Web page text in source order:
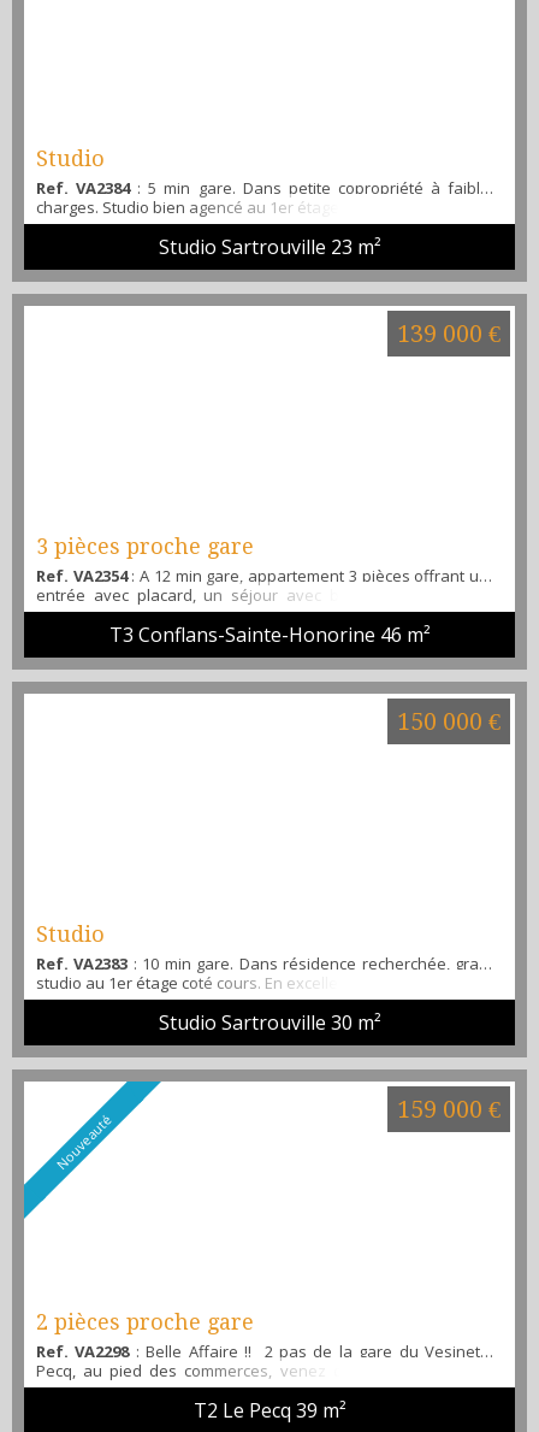
Studio
Ref. VA2384: 5 min gare. Dans petite copropriété à faibles
charges. Studio bien agencé au 1er étage. Abri de jardin. Venez
le visiter avec Alibi immobilier...
Studio Sartrouville 23 m²
3 pièces proche gare
Ref. VA2354: A 12 min gare, appartement 3 pièces offrant une
entrée avec placard, un séjour avec balcon exposé sud, 2
chambres, une salle d'eau, un WC séparé, une cave, place de
parking collective dans la résidence. Proche de la gare et des
écoles, cet appartement est pour vous. Contactez rapidement
l'agence alibi immobilier pour une visite. M.Martinho Tel : 06 51
23 93 47
T3 Conflans-Sainte-Honorine 46 m²
139 000 €
Studio
Ref. VA2383 : 10 min gare. Dans résidence recherchée, grand
studio au 1er étage coté cours. En excellent état avec une cave.
Vendu loué 650 € CC. Venez le visiter avec Alibi immobilier...
Studio Sartrouville 30 m²
150 000 €
Nouveauté
2 pièces proche gare
Ref. VA2298: Belle Affaire !! 2 pas de la gare du Vesinet-le
Pecq, au pied des commerces, venez découvrir ce 2 pièces
rénové (double vitrage, isolation intérieur, électricité refaite,
entièrement repeint pour la vente), offrant, une entrée
T2 Le Pecq 39 m²
159 000 €